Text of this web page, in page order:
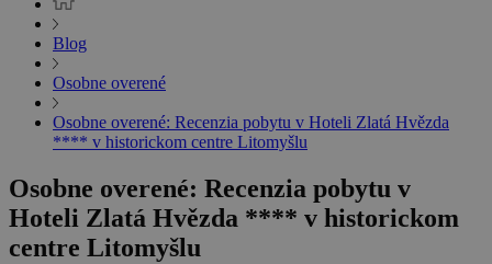
Blog
Osobne overené
Osobne overené: Recenzia pobytu v Hoteli Zlatá Hvězda
**** v historickom centre Litomyšlu
Osobne overené: Recenzia pobytu v
Hoteli Zlatá Hvězda **** v historickom
centre Litomyšlu